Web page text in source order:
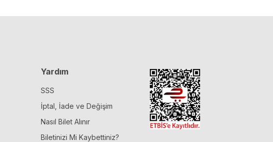
Yardım
SSS
İptal, İade ve Değişim
Nasıl Bilet Alınır
Biletinizi Mi Kaybettiniz?